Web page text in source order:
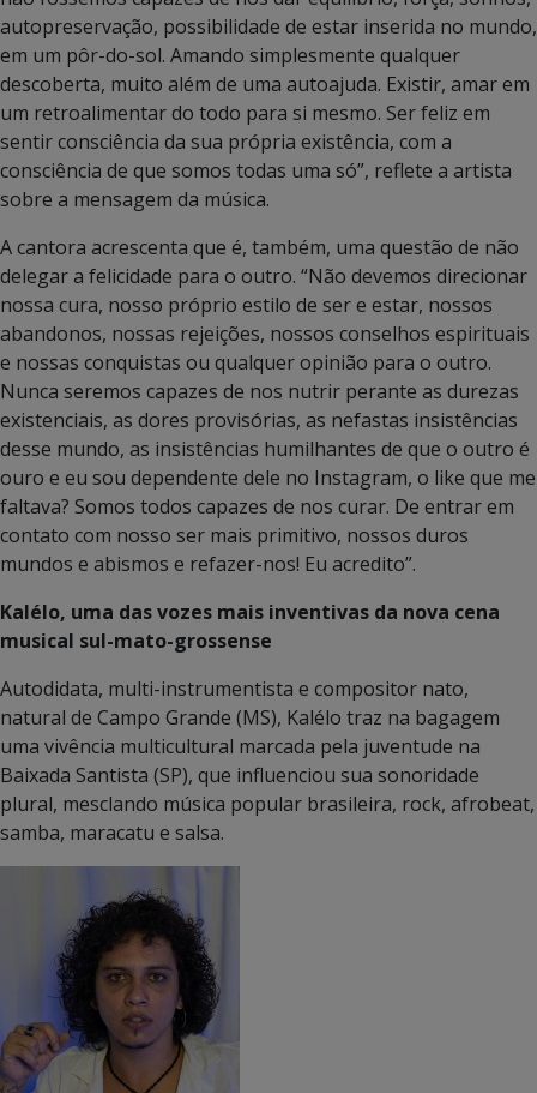
autopreservação, possibilidade de estar inserida no mundo,
em um pôr-do-sol. Amando simplesmente qualquer
descoberta, muito além de uma autoajuda. Existir, amar em
um retroalimentar do todo para si mesmo. Ser feliz em
sentir consciência da sua própria existência, com a
consciência de que somos todas uma só”, reflete a artista
sobre a mensagem da música.
A cantora acrescenta que é, também, uma questão de não
delegar a felicidade para o outro. “Não devemos direcionar
nossa cura, nosso próprio estilo de ser e estar, nossos
abandonos, nossas rejeições, nossos conselhos espirituais
e nossas conquistas ou qualquer opinião para o outro.
Nunca seremos capazes de nos nutrir perante as durezas
existenciais, as dores provisórias, as nefastas insistências
desse mundo, as insistências humilhantes de que o outro é
ouro e eu sou dependente dele no Instagram, o like que me
faltava? Somos todos capazes de nos curar. De entrar em
contato com nosso ser mais primitivo, nossos duros
mundos e abismos e refazer-nos! Eu acredito”.
Kalélo, uma das vozes mais inventivas da nova cena
musical sul-mato-grossense
Autodidata, multi-instrumentista e compositor nato,
natural de Campo Grande (MS), Kalélo traz na bagagem
uma vivência multicultural marcada pela juventude na
Baixada Santista (SP), que influenciou sua sonoridade
plural, mesclando música popular brasileira, rock, afrobeat,
samba, maracatu e salsa.